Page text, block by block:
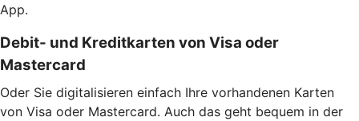
App.
Debit- und Kreditkarten von Visa oder
Mastercard
Oder Sie digitalisieren einfach Ihre vorhandenen Karten
von Visa oder Mastercard. Auch das geht bequem in der